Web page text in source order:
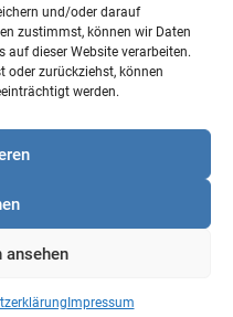
und/oder darauf
zustimmst, können wir Daten
auf dieser Website verarbeiten.
oder zurückziehst, können
werden.
ansehen
Impressum
und
sondern ein strategisches
Verbindung, stärkt
„von innen heraus“ –
dynamischen und
um die digitale Welt